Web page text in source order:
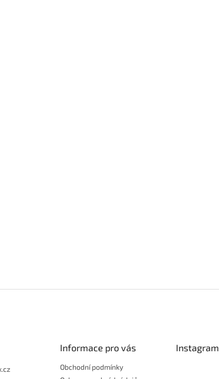
Informace pro vás
Obchodní podmínky
Instagram